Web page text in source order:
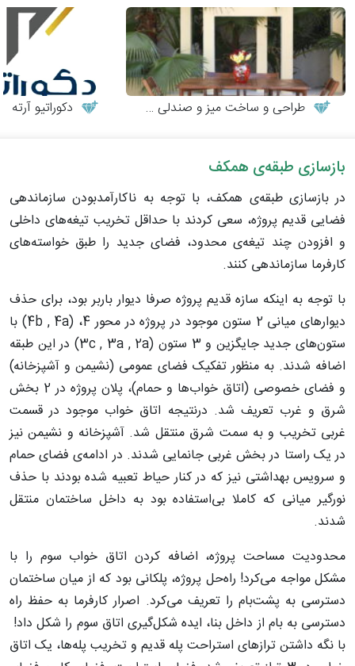
طراحی و ساخت میز و صندلی چوبی دکوراتیو آرته
بازسازی طبقه‌ی همکف
در بازسازی طبقه‌‌ی همکف، با توجه به ناکارآمدبودن سازماندهی
فضایی قدیم پروژه، سعی کردند با حداقل تخریب تیغه‌های داخلی
و افزودن چند تیغه‌ی محدود، فضای جدید را طبق خواسته‌های
کارفرما سازماندهی کنند.
با توجه به اینکه سازه قدیم پروژه صرفا دیوار باربر بود، برای حذف
دیوارهای میانی 2 ستون موجود در پروژه در محور 4، (4b , 4a) با
ستون‌های جدید جایگزین و 3 ستون (3c , 3a , 2a) در این طبقه
اضافه شدند. به منظور تفکیک فضای عمومی (نشیمن و آشپزخانه)
و فضای خصوصی (اتاق خواب‌ها و حمام)، پلان پروژه در 2 بخش
شرق و غرب تعریف شد. درنتیجه اتاق خواب موجود در قسمت
غربی تخریب و به سمت شرق منتقل شد. آشپزخانه و نشیمن نیز
در یک راستا در بخش غربی جانمایی شدند. در ادامه‌ی فضای حمام
و سرویس بهداشتی نیز که در کنار حیاط تعبیه شده بودند با حذف
نورگیر میانی که کاملا بی‌استفاده بود به داخل ساختمان منتقل
شدند.
محدودیت مساحت پروژه، اضافه کردن اتاق خواب سوم را با
مشکل مواجه می‌کرد! راه‌حل پروژه، پلکانی بود که از میان ساختمان
دسترسی به پشت‌بام را تعریف می‌کرد. اصرار کارفرما به حفظ راه
دسترسی به بام از داخل بنا، ایده شکل‌گیری اتاق سوم را شکل داد!
با نگه داشتن ترازهای استراحت پله قدیم و تخریب پله‌ها، یک اتاق